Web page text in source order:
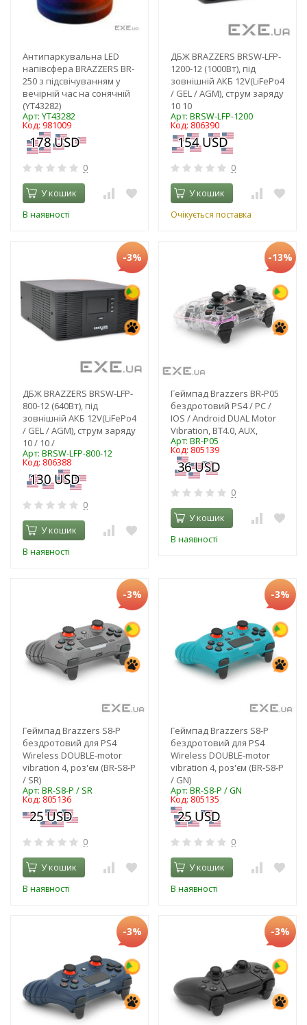
Антипаркувальна LED
напівсфера BRAZZERS BR-
250 з підсвічуванням у
вечірній час на сонячній
(YT43282)
Арт: YT43282
Код: 981009
0
У кошик
В наявності
ДБЖ BRAZZERS BRSW-LFP-
1200-12 (1000Вт), під
зовнішній АКБ 12V(LiFePo4
/ GEL / AGM), струм заряду
10 10
Арт: BRSW-LFP-1200
Код: 806390
0
У кошик
Очікується поставка
-3%
ДБЖ BRAZZERS BRSW-LFP-
800-12 (640Вт), під
зовнішній АКБ 12V(LiFePo4
/ GEL / AGM), струм заряду
10 / 10 /
Арт: BRSW-LFP-800-12
Код: 806388
0
У кошик
В наявності
-13%
Геймпад Brazzers BR-P05
бездротовий PS4 / PC /
IOS / Android DUAL Motor
Vibration, BT4.0, AUX,
Арт: BR-P05
Код: 805139
0
У кошик
В наявності
-3%
Геймпад Brazzers S8-P
бездротовий для PS4
Wireless DOUBLE-motor
vibration 4, роз'єм (BR-S8-P
/ SR)
Арт: BR-S8-P / SR
Код: 805136
0
У кошик
В наявності
-3%
Геймпад Brazzers S8-P
бездротовий для PS4
Wireless DOUBLE-motor
vibration 4, роз'єм (BR-S8-P
/ GN)
Арт: BR-S8-P / GN
Код: 805135
0
У кошик
В наявності
-3% -3%